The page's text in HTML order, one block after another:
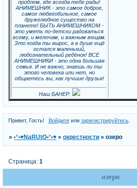
проблем, где всегда тебе рады!
АНИМЕШНИК - это самое доброе,
самое любвеобильное, самое
дружелюбное существо на
планете! БЫТЬ АНИМЕШНИКОМ -
это уметь по-детски радоваться
всему, и мелочам, и важным вещам.
Это когда ты вырос, а в душе ещё
остался маленький,
любознательный ребёнок! ВСЕ
АНИМЕШНИКИ - это одна большая
семья. И не важно, знаешь ли ты
этого человека или нет, но
общаетесь вы, как лучшие друзья!
Наш БАНЕР:
Привет, Гость! Войдитеили зарегистрируйтесь.
»•°•♥NaRUtO•°•♥ »окрестности »озеро
озеро
Страница:1